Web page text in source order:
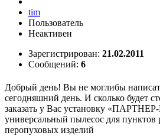
tim
Пользователь
Неактивен
Зарегистрирован: 21.02.2011
Сообщений: 6
Добрый день! Вы не моглибы
сегодняшний день. И сколько будет
заказать у Вас установку
универсальный пылесос для пунктов
перопуховых изделий